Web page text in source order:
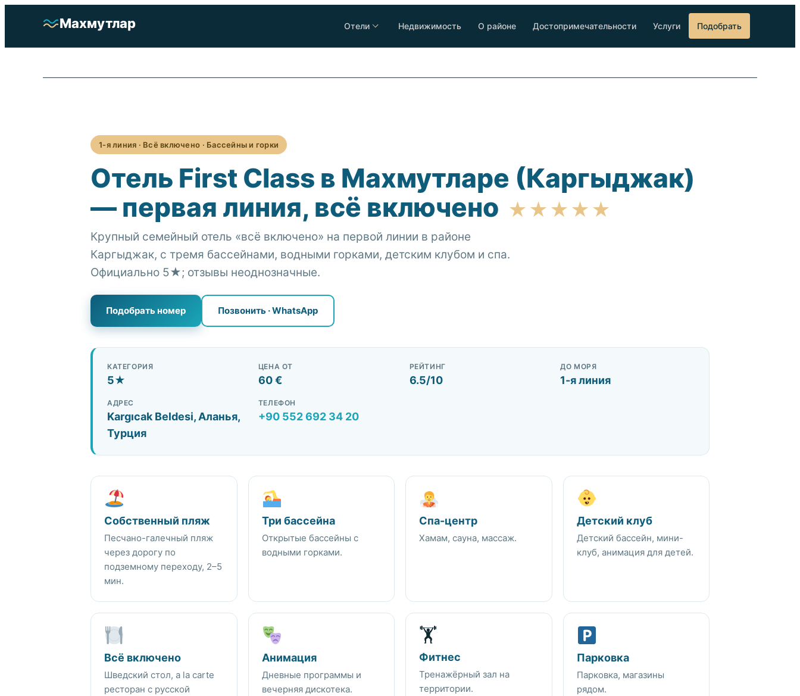
содержимому
Махмутлар Отели Недвижимость О районе Достопримечательности Услуги Подобрать
Недвижимость
О районе
Достопримечательности
Подобрать
+90 552 692 34 20
WhatsApp +90 552 692 34 20
Подобрать жильё
1-я линия · Всё включено · Бассейны и горки
Отель First Class в Махмутларе (Каргыджак)
— первая линия, всё включено ★★★★★
Крупный семейный отель «всё включено» на первой линии в районе
Каргыджак, с тремя бассейнами, водными горками, детским клубом и спа.
Официально 5★; отзывы неоднозначные.
Подобрать номер Позвонить · WhatsApp
КАТЕГОРИЯ
5★
ЦЕНА ОТ
60 €
РЕЙТИНГ
6.5/10
ДО МОРЯ
1-я линия
АДРЕС
Kargıcak Beldesi, Аланья,
Турция
ТЕЛЕФОН
+90 552 692 34 20
Собственный пляж
Песчано-галечный пляж
через дорогу по
подземному переходу, 2–5
мин.
Три бассейна
Открытые бассейны с
водными горками.
Спа-центр
Хамам, сауна, массаж.
Детский клуб
Детский бассейн, мини-
клуб, анимация для детей.
Всё включено
Шведский стол, a la carte
ресторан с русской
Анимация
Дневные программы и
вечерняя дискотека.
🏋️
Фитнес
Тренажёрный зал на
территории.
Парковка
Парковка, магазины
рядом.